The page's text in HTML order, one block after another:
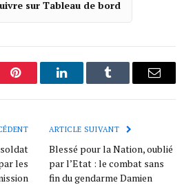
sur Tableau de bord
Pinterest LinkedInTumblr
soldat
les
ARTICLE SUIVANT
Blessé pour la Nation, oublié
par l’Etat : le combat sans
fin du gendarme Damien